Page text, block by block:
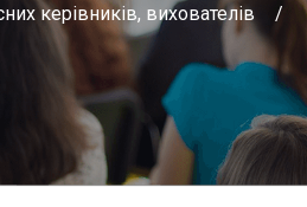
керівників, вихователів